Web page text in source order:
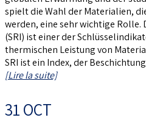
spielt die Wahl der Materialien,
werden, eine sehr wichtige Rolle.
(SRI) ist einer der
thermischen Leistung von
SRI ist ein Index, der
[Lire la suite]
31 OCT